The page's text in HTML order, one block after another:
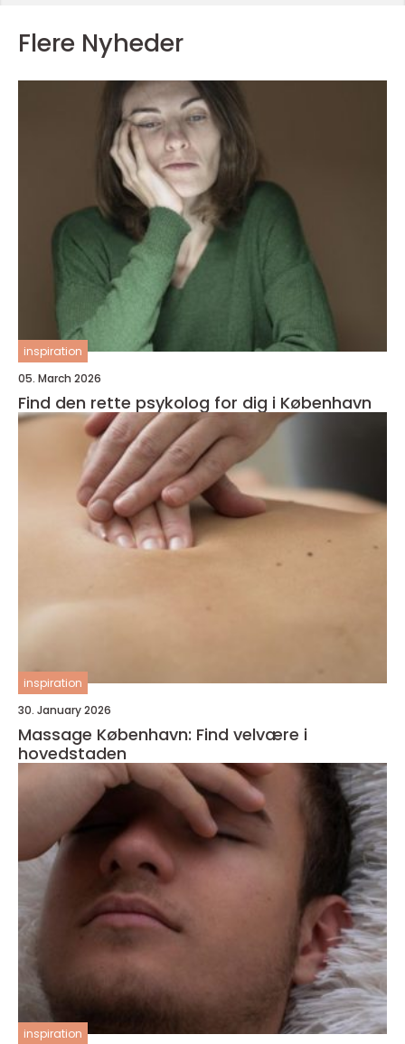
Flere Nyheder
inspiration
05. March 2026
Find den rette psykolog for dig i København
inspiration
30. January 2026
Massage København: Find velvære i
hovedstaden
inspiration